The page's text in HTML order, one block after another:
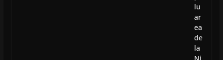
lu
ar
ea
de
la